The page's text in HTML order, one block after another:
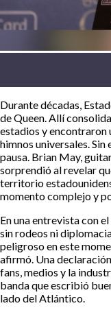
Durante décadas,
de Queen. Allí
estadios y encontraron
himnos universales.
pausa. Brian May,
sorprendió al revelar
territorio
momento complejo y
En una entrevista con el
sin rodeos ni
peligroso en este
afirmó. Una
fans, medios y la
banda que escribió
lado del Atlántico.